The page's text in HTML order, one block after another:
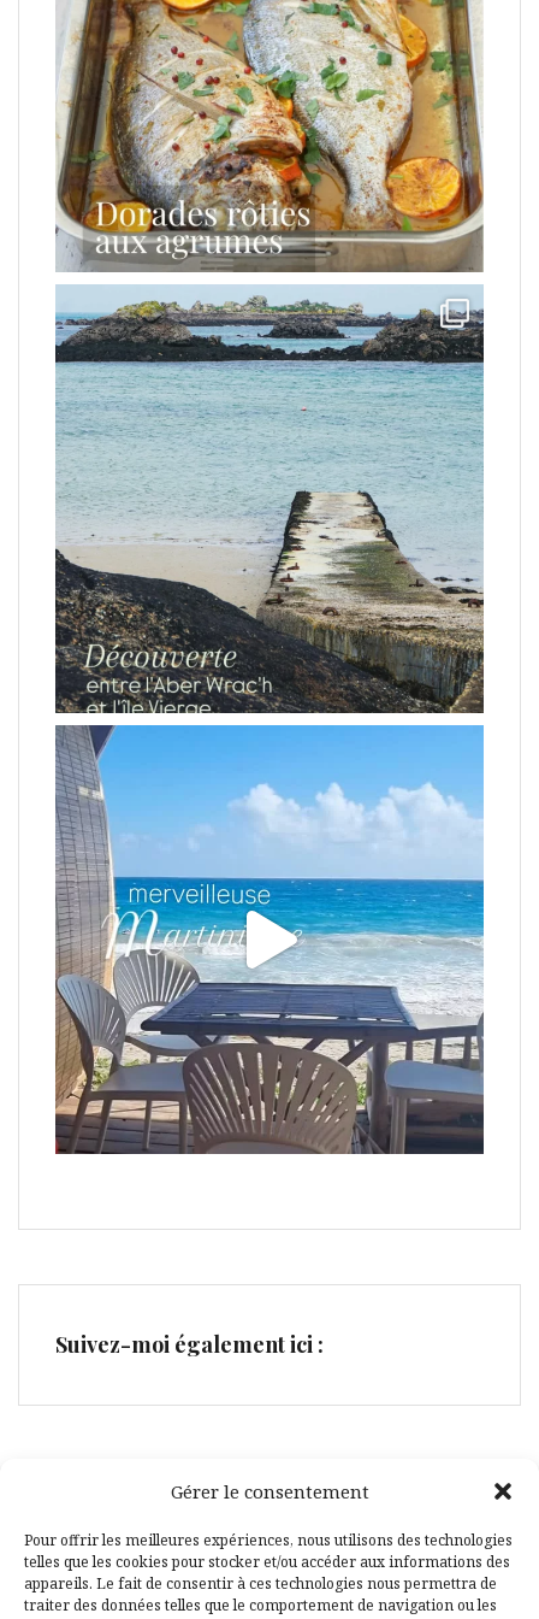
Gérer le consentement
Pour offrir les meilleures expériences, nous utilisons des technologies
telles que les cookies pour stocker et/ou accéder aux informations des
appareils. Le fait de consentir à ces technologies nous permettra de
traiter des données telles que le comportement de navigation ou les
Suivez-moi également ici :
Facebook
Pinterest